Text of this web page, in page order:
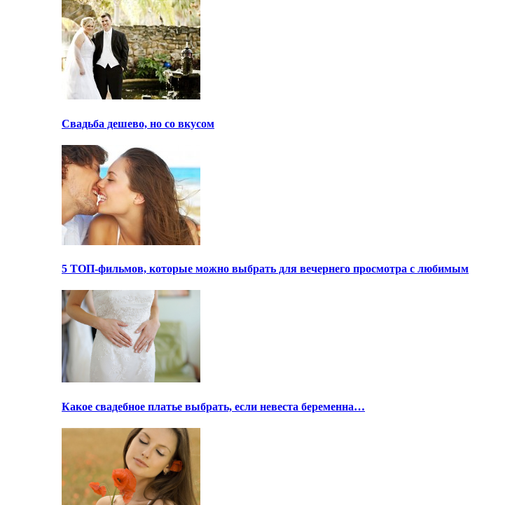
Свадьба дешево, но со вкусом
5 ТОП-фильмов, которые можно выбрать для вечернего просмотра с любимым
Какое свадебное платье выбрать, если невеста беременна…